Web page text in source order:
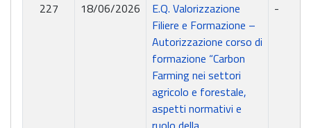
227
18/06/2026
E.Q. Valorizzazione
Filiere e Formazione –
Autorizzazione corso di
formazione “Carbon
Farming nei settori
agricolo e forestale,
aspetti normativi e
-